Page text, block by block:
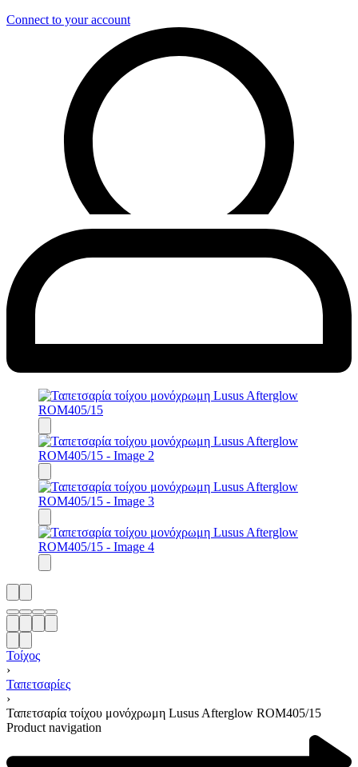
Connect to your account
Τοίχος
›
Ταπετσαρίες
›
Ταπετσαρία τοίχου μονόχρωμη Lusus Afterglow ROM405/15
Product navigation